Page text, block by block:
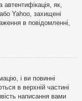
як,
Yahoo, захищені
в повідомленні,
і ви повинні
в верхній частині
написання вами